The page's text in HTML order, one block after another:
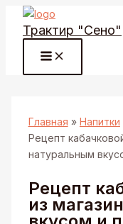
Перейти
Трактир "Сено"
Главная
Напитки
Рецепт
натуральным
Рецепт
из